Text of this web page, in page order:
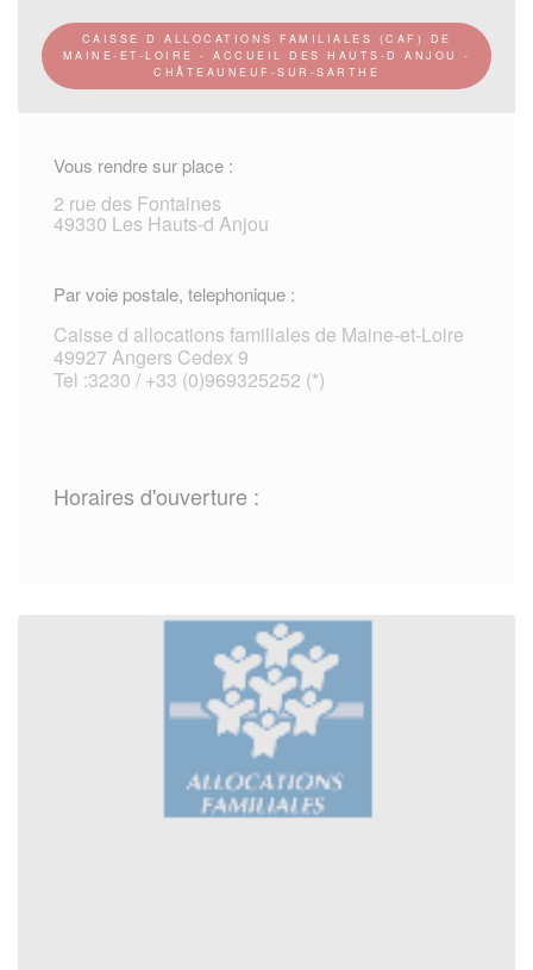
CAISSE D ALLOCATIONS FAMILIALES (CAF) DE
MAINE-ET-LOIRE - ACCUEIL DES HAUTS-D ANJOU -
CHÂTEAUNEUF-SUR-SARTHE
Vous rendre sur place :
2 rue des Fontaines
49330 Les Hauts-d Anjou
Par voie postale, telephonique :
Caisse d allocations familiales de Maine-et-Loire
49927 Angers Cedex 9
Tel :3230 / +33 (0)969325252 (*)
Horaires d'ouverture :